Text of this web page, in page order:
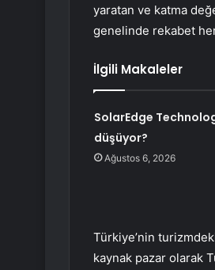
yaratan ve katma
genelinde rekabet
İlgili Makaleler
SolarEdge
düşüyor?
Ağustos 6, 2026
Türkiye’nin
kaynak pazar olarak